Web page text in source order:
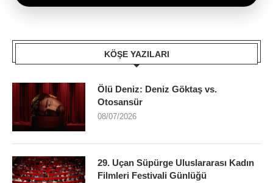
KÖŞE YAZILARI
Ölü Deniz: Deniz Göktaş vs.
Otosansür
08/07/2026
29. Uçan Süpürge Uluslararası Kadın
Filmleri Festivali Günlüğü